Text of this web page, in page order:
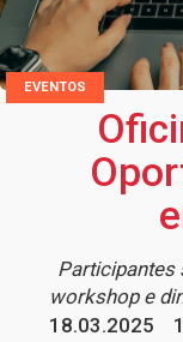
EVENTOS
Participantes
workshop e
18.03.2025